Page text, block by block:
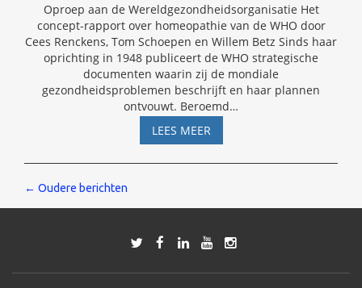
Oproep aan de Wereldgezondheidsorganisatie Het
concept-rapport over homeopathie van de WHO door
Cees Renckens, Tom Schoepen en Willem Betz Sinds haar
oprichting in 1948 publiceert de WHO strategische
documenten waarin zij de mondiale
gezondheidsproblemen beschrijft en haar plannen
ontvouwt. Beroemd…
LEES MEERRAPPORT
OVER
HOMEOPATHIE
WHO
Berichten
← Oudere berichten